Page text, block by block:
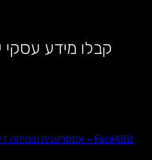
קבלו מידע עסקי
Face4Biz – אסטרטגיה וצמיחה דיגיטלית | עמרי רווח